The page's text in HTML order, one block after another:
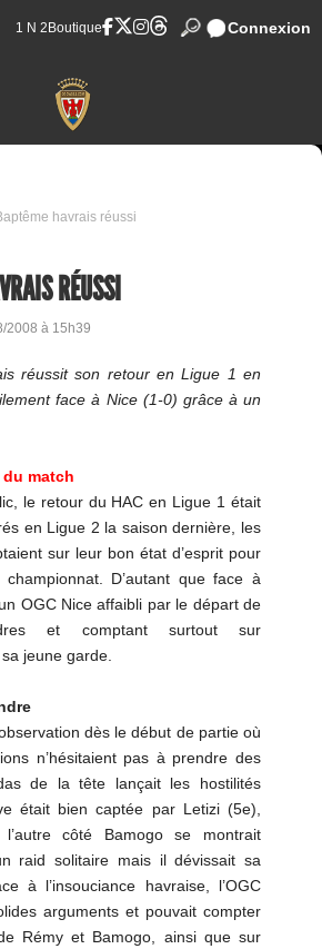
1 N 2 Boutique Connexion
havrais réussi
RÉUSSI
2008 à 15h39
réussit son retour en Ligue 1 en
face à Nice (1-0) grâce à un
match
le retour du HAC en Ligue 1 était
en Ligue 2 la saison dernière, les
sur leur bon état d’esprit pour
D’autant que face à
OGC Nice affaibli par le départ de
et comptant surtout sur
jeune garde.
dès le début de partie où
n’hésitaient pas à prendre des
de la tête lançait les hostilités
était bien captée par Letizi (5e),
côté Bamogo se montrait
raid solitaire mais il dévissait sa
à l’insouciance havraise, l’OGC
arguments et pouvait compter
Rémy et Bamogo, ainsi que sur